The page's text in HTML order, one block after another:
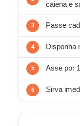
caiena e
Passe
Disponha
Asse por
Sirva